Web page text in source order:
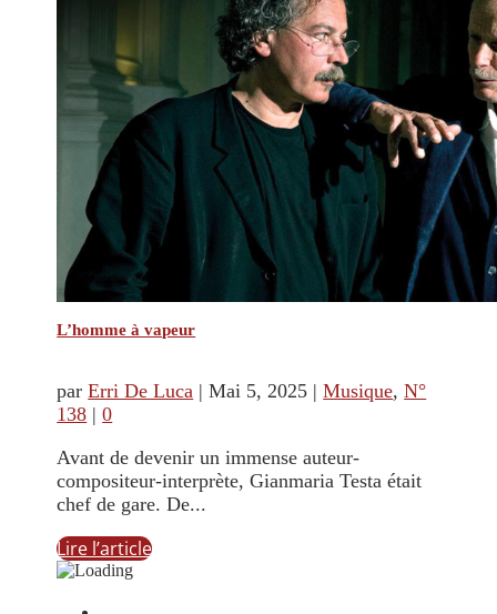
L’homme à vapeur
parErri De Luca |Mai 5, 2025 |Musique,N°
138 |0
Avant de devenir un immense auteur-
compositeur-interprète, Gianmaria Testa était
chef de gare. De...
Lire l’article